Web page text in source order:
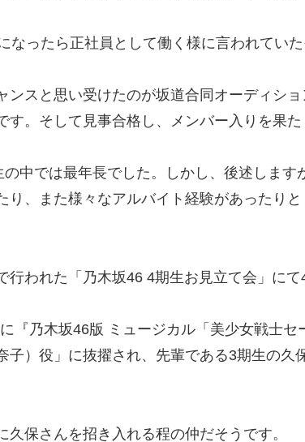
なったら正社員として働く様に言われていた
ンスと思い受けたのが坂道合同オーディシ
す。そして見事合格し、メンバー入りを果た
の中では最年長でした。しかし、後述します
り、また様々なアルバイト経験があったり
行われた「乃木坂46 4期生お見立て会」にて
『乃木坂46版 ミュージカル「美少女戦士
子）役」に抜擢され、先輩である3期生の久
久保さんを招き入れる程の仲だそうです。